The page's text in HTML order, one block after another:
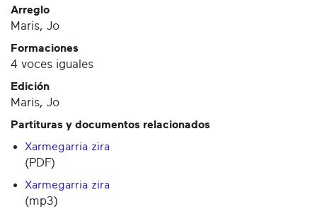
Arreglo
Maris, Jo
Formaciones
4 voces iguales
Edición
Maris, Jo
Partituras y documentos relacionados
Xarmegarria zira
(PDF)
Xarmegarria zira
(mp3)